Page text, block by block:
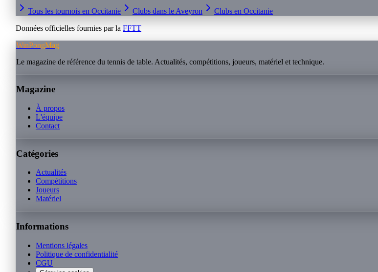
Tous les tournois en Occitanie Clubs dans le Aveyron Clubs en Occitanie
Données officielles fournies par la FFTT
WinPongMag
Le magazine de référence du tennis de table. Actualités, compétitions, joueurs, matériel et technique.
Magazine
À propos
L'équipe
Contact
Catégories
Actualités
Compétitions
Joueurs
Matériel
Informations
Mentions légales
Politique de confidentialité
CGU